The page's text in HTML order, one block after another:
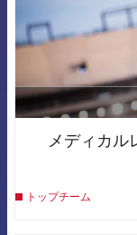
メディカル
トップチーム